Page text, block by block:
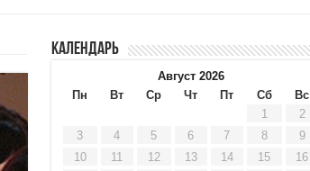
Календарь
Август 2026
Пн
Вт Ср Чт Пт Сб
Вс
1
2
3
4 5 6 7 8
9
10
11 12 13 14 15
16